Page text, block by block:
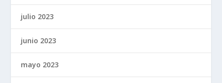
julio 2023
junio 2023
mayo 2023